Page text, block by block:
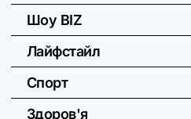
Шоу BIZ
Лайфстайл
Спорт
Здоров'я